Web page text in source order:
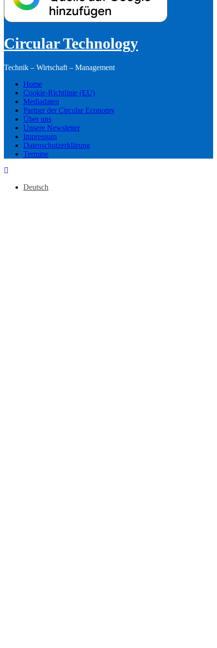
Circular Technology
Technik – Wirtschaft – Management
Home
Cookie-Richtlinie (EU)
Mediadaten
Partner der Circular Economy
Über uns
Unsere Newsletter
Impressum
Datenschutzerklärung
Termine
Deutsch